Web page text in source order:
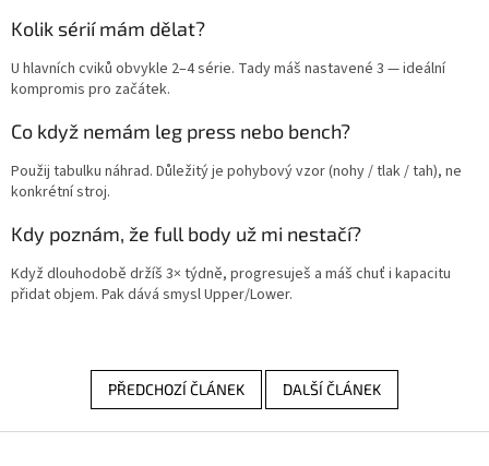
Kolik sérií mám dělat?
U hlavních cviků obvykle 2–4 série. Tady máš nastavené 3 — ideální
kompromis pro začátek.
Co když nemám leg press nebo bench?
Použij tabulku náhrad. Důležitý je pohybový vzor (nohy / tlak / tah), ne
konkrétní stroj.
Kdy poznám, že full body už mi nestačí?
Když dlouhodobě držíš 3× týdně, progresuješ a máš chuť i kapacitu
přidat objem. Pak dává smysl Upper/Lower.
PŘEDCHOZÍ ČLÁNEK DALŠÍ ČLÁNEK